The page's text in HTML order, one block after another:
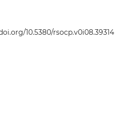
10.5380/rsocp.v0i08.39314